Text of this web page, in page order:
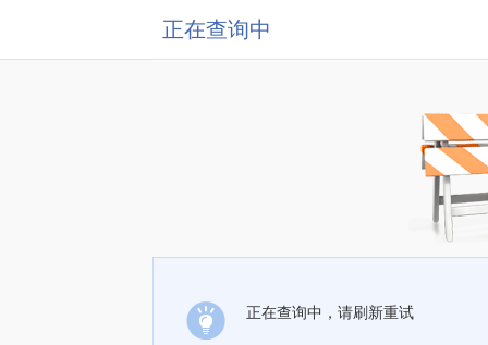
正在查询中
正在查询中，请刷新重试